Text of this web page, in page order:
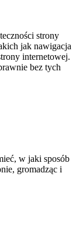
strony
jak nawigacja
internetowej.
bez tych
w jaki sposób
gromadząc i